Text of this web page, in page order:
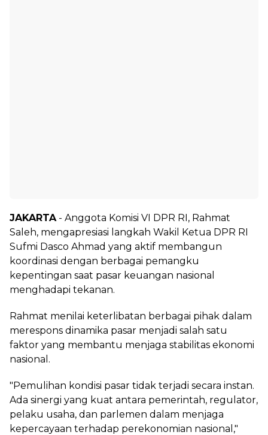
JAKARTA- Anggota Komisi VI DPR RI, Rahmat
Saleh, mengapresiasi langkah Wakil Ketua DPR RI
Sufmi Dasco Ahmad yang aktif membangun
koordinasi dengan berbagai pemangku
kepentingan saat pasar keuangan nasional
menghadapi tekanan.
Rahmat menilai keterlibatan berbagai pihak dalam
merespons dinamika pasar menjadi salah satu
faktor yang membantu menjaga stabilitas ekonomi
nasional.
"Pemulihan kondisi pasar tidak terjadi secara instan.
Ada sinergi yang kuat antara pemerintah, regulator,
pelaku usaha, dan parlemen dalam menjaga
kepercayaan terhadap perekonomian nasional,"